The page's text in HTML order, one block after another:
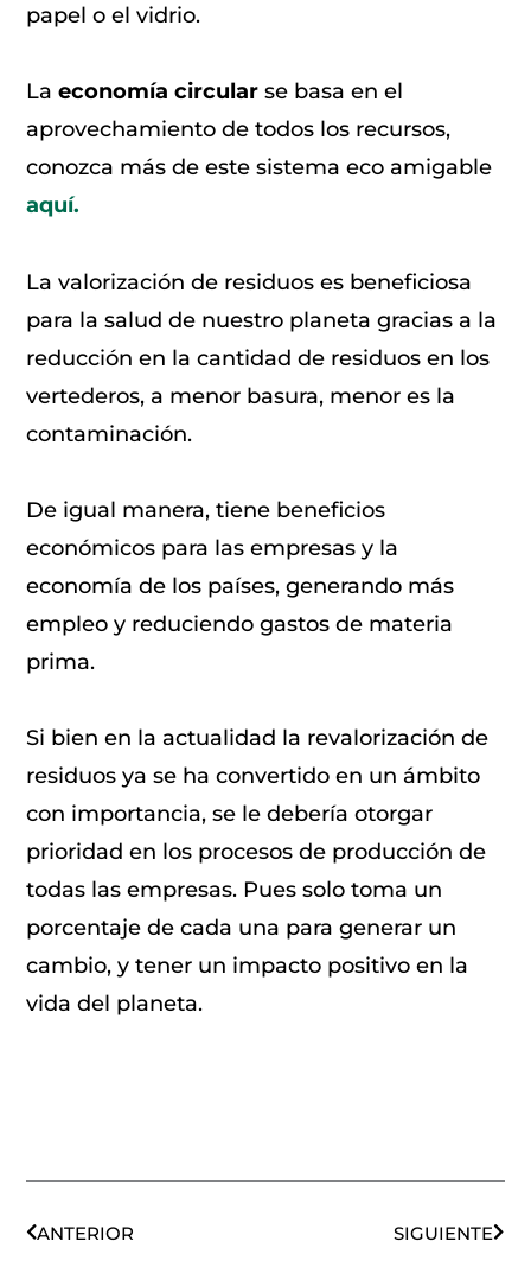
papel o el vidrio.
Laeconomía circular se basa en el
aprovechamiento de todos los recursos,
conozca más de este sistema eco amigable
aquí.
La valorización de residuos es beneficiosa
para la salud de nuestro planeta gracias a la
reducción en la cantidad de residuos en los
vertederos, a menor basura, menor es la
contaminación.
De igual manera, tiene beneficios
económicos para las empresas y la
economía de los países, generando más
empleo y reduciendo gastos de materia
prima.
Si bien en la actualidad la revalorización de
residuos ya se ha convertido en un ámbito
con importancia, se le debería otorgar
prioridad en los procesos de producción de
todas las empresas. Pues solo toma un
porcentaje de cada una para generar un
cambio, y tener un impacto positivo en la
vida del planeta.
ANTERIOR
SIGUIENTE